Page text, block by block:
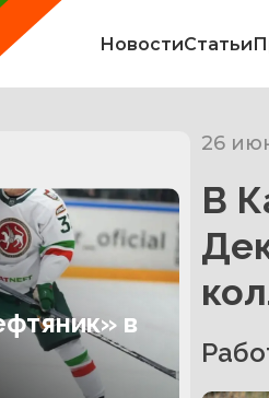
НовостиСтатьи
в
26
В